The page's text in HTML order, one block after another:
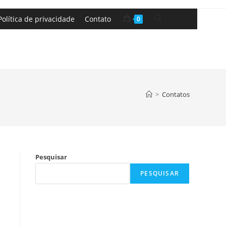
de privacidade Contato 0
> Contatos
Pesquisar
PESQUISAR